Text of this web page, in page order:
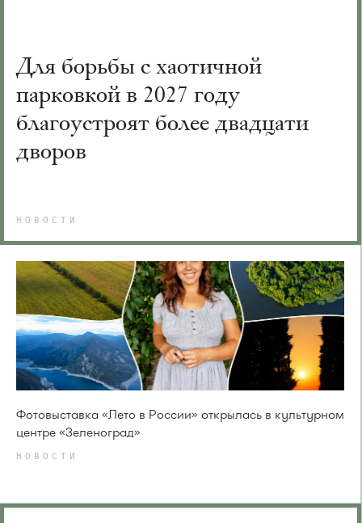
Для борьбы с хаотичной
парковкой в 2027 году
благоустроят более двадцати
дворов
НОВОСТИ
Фотовыставка «Лето в России» открылась в культурном
центре «Зеленоград»
НОВОСТИ